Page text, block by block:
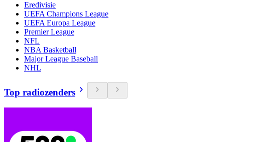
Eredivisie
UEFA Champions League
UEFA Europa League
Premier League
NFL
NBA Basketball
Major League Baseball
NHL
Top radiozenders